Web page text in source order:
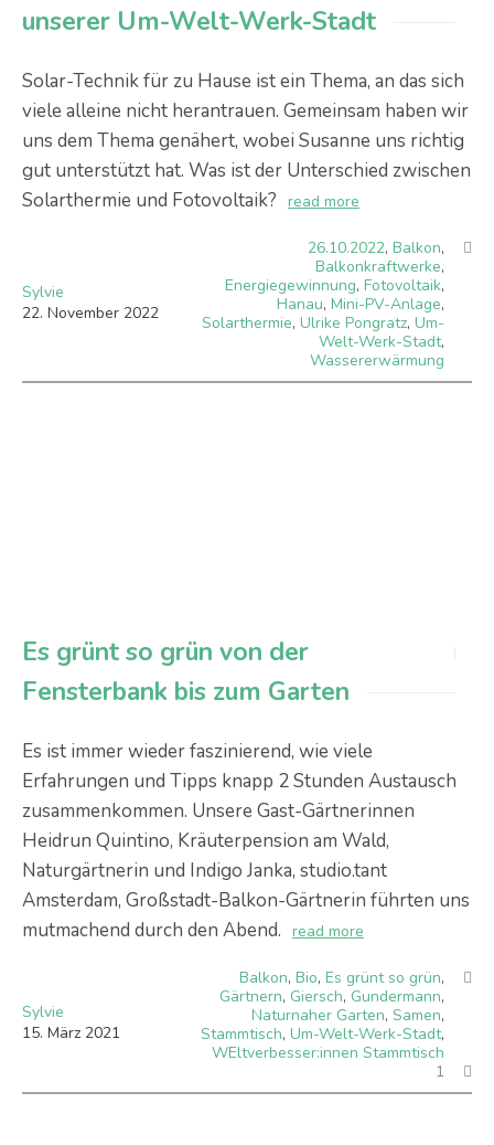
unserer Um-Welt-Werk-Stadt
Solar-Technik für zu Hause ist ein Thema, an das sich
viele alleine nicht herantrauen. Gemeinsam haben wir
uns dem Thema genähert, wobei Susanne uns richtig
gut unterstützt hat. Was ist der Unterschied zwischen
Solarthermie und Fotovoltaik? read more
Sylvie
22. November 2022
26.10.2022, Balkon,
Balkonkraftwerke,
Energiegewinnung, Fotovoltaik,
Hanau, Mini-PV-Anlage,
Solarthermie, Ulrike Pongratz, Um-
Welt-Werk-Stadt,
Wassererwärmung
Es grünt so grün von der
Fensterbank bis zum Garten
Es ist immer wieder faszinierend, wie viele
Erfahrungen und Tipps knapp 2 Stunden Austausch
zusammenkommen. Unsere Gast-Gärtnerinnen
Heidrun Quintino, Kräuterpension am Wald,
Naturgärtnerin und Indigo Janka, studio.tant
Amsterdam, Großstadt-Balkon-Gärtnerin führten uns
mutmachend durch den Abend. read more
Sylvie
15. März 2021
Balkon, Bio, Es grünt so grün,
Gärtnern, Giersch, Gundermann,
Naturnaher Garten, Samen,
Stammtisch, Um-Welt-Werk-Stadt,
WEltverbesser:innen Stammtisch
1